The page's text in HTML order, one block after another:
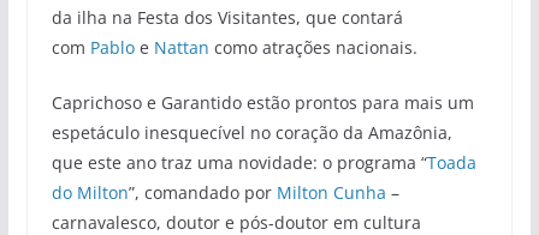
da ilha na Festa dos Visitantes, que contará
com Pabloe Nattan como atrações nacionais.
Caprichoso e Garantido estão prontos para mais um
espetáculo inesquecível no coração da Amazônia,
que este ano traz uma novidade: o programa “Toada
do Milton”, comandado por Milton Cunha –
carnavalesco, doutor e pós-doutor em cultura